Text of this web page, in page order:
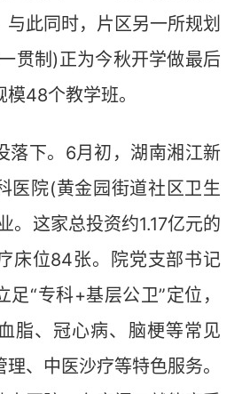
此同时，片区另一所规划
贯制)正为今秋开学做最后
48个教学班。
下。6月初，湖南湘江新
医院(黄金园街道社区卫生
。这家总投资约1.17亿元的
床位84张。院党支部书记
“专科+基层公卫”定位，
脂、冠心病、脑梗等常见
、中医沙疗等特色服务。